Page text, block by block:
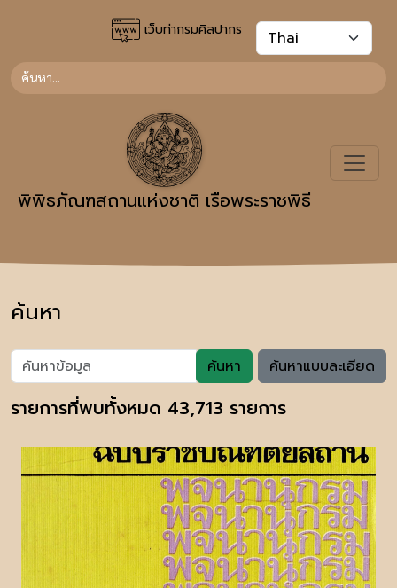
เว็บท่ากรมศิลปากร
พิพิธภัณฑสถานแห่งชาติ เรือพระราชพิธี
ค้นหา
ค้นหา ค้นหาแบบละเอียด
รายการที่พบทั้งหมด 43,713 รายการ